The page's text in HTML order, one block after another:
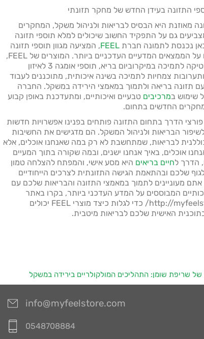
התזונה בעידן החדש של מחקר תזונתי
מאוזנת היא הבסיס לבריאות ולניהול משקל, המחקרים
גם על התפקיד החשוב שיכולים למלא תוספי תזונה
נכנסת לתמונה חברת FEEL, המציעה מגוון תוספי תזונה
המבוססים על הממצאים המדעיים העדכניים ביותר. המוצרים של FEEL,
כמו פרוביוטיקה לתמיכה במיקרוביום בריא, תוספי אומגה 3 לאיזון
ותערובות צמחיות לתמיכה בשינה איכותית, מתוכננים לעבוד
עם תזונה בריאה ולתמוך במאמצי הירידה במשקל. החברה
שימוש במרכיבים טבעיים ואיכותיים, ומתעדכנת באופן קבוע
החדשים בתחום.
הדרך בתחום התזונה פותחים בפנינו אפשרויות חדשות
הבריאות ולניהול המשקל. הם מדגישים את החשיבות
לבריאות, שמתחשבת לא רק במה שאנחנו אוכלים, אלא
אוכלים, באיך אנחנו ישנים, ובמה שקורה בתוך המעיים
הדרך לחיים בריאים היא מסע אישי, והמפתח להצלחה טמון
שלכם ובהתאמת הגישה התזונתית לצרכים הייחודיים
מעוניינים לתמוך במאמצי התזונה והבריאות שלכם עם
המבוססים על המדע העדכני ביותר, בקרו באתר
http://myfeelstore.com/ כדי לגלות כיצד מוצרי FEEL יכולים
האישית שלכם לבריאות מיטבית.
של שריפת שומן: התהליכים המולקולריים בירידה במשקל
info@myfeelstore.com
0548708884